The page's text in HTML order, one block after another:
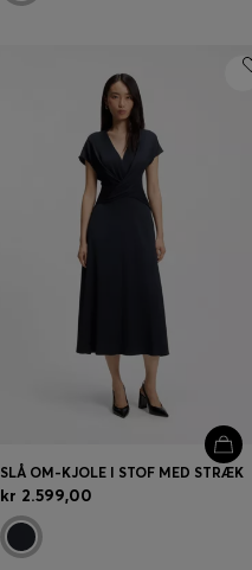
SLÅ OM-KJOLE I STOF MED STRÆK
kr 2.599,00